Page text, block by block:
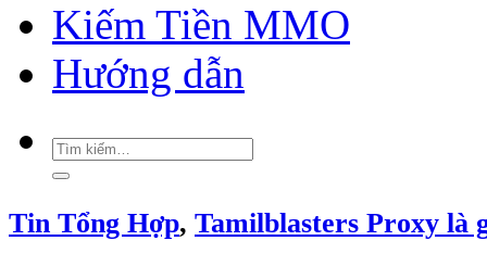
Kiếm Tiền MMO
Hướng dẫn
Tin Tổng Hợp, Tamilblasters Proxy là